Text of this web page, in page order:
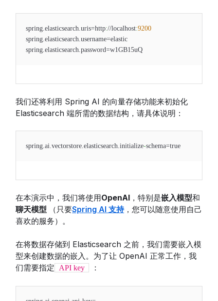
spring.elasticsearch.uris=http://localhost:9200
spring.elasticsearch.username=elastic
spring.elasticsearch.password=w1GB15uQ
我们还将利用 Spring AI 的向量存储功能来初始化
Elasticsearch 端所需的数据结构，请具体说明：
spring.ai.vectorstore.elasticsearch.initialize-schema=true
在本演示中，我们将使用OpenAI ，特别是嵌入模型和
聊天模型
（只要Spring AI 支持，您可以随意使用自己
喜欢的服务）。
在将数据存储到 Elasticsearch 之前，我们需要嵌入模
型来创建数据的嵌入。为了让 OpenAI 正常工作，我
们需要指定
API key ：